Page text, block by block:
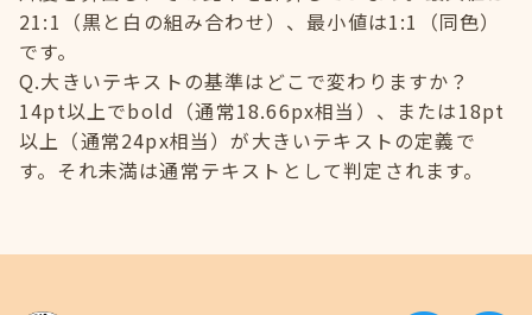
21:1（黒と白の組み合わせ）、最小値は1:1（同色）
です。
Q.大きいテキストの基準はどこで変わりますか？
14pt以上でbold（通常18.66px相当）、または18pt
以上（通常24px相当）が大きいテキストの定義で
す。それ未満は通常テキストとして判定されます。